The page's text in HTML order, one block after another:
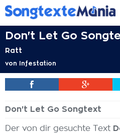
Don't Let Go
Ratt
von Infestation
Don't Let Go Songtext
Der von dir gesuchte Text